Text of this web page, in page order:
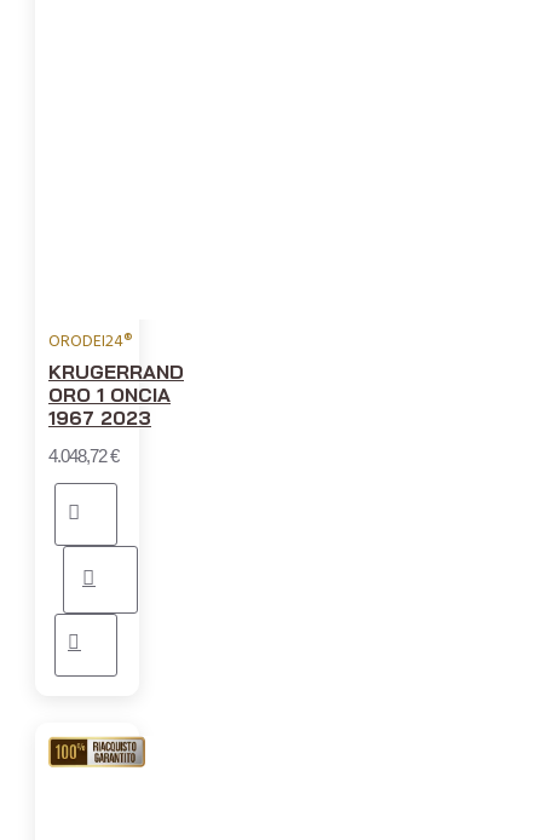
ORODEI24®
KRUGERRAND
ORO 1 ONCIA
1967 2023
4.048,72 €
RIACQUISTO